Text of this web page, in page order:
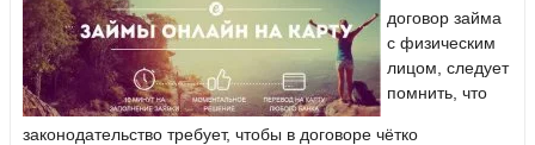
договор займа
с физическим
лицом, следует
помнить, что
законодательство требует, чтобы в договоре чётко